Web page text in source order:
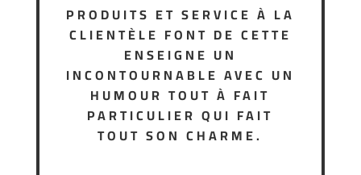
PRODUITS ET SERVICE À LA
CLIENTÈLE FONT DE CETTE
ENSEIGNE UN
INCONTOURNABLE AVEC UN
HUMOUR TOUT À FAIT
PARTICULIER QUI FAIT
TOUT SON CHARME.